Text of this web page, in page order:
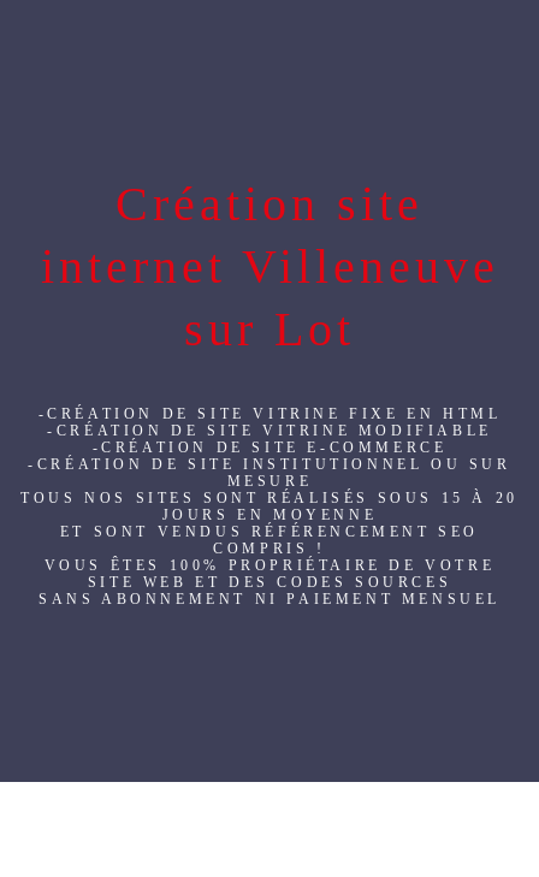
Création site
internet Villeneuve
sur Lot
-CRÉATION DE SITE VITRINE FIXE EN HTML
-CRÉATION DE SITE VITRINE MODIFIABLE
-CRÉATION DE SITE E-COMMERCE
-CRÉATION DE SITE INSTITUTIONNEL OU SUR
MESURE
TOUS NOS SITES SONT RÉALISÉS SOUS 15 À 20
JOURS EN MOYENNE
ET SONT VENDUS RÉFÉRENCEMENT SEO
COMPRIS !
VOUS ÊTES 100% PROPRIÉTAIRE DE VOTRE
SITE WEB ET DES CODES SOURCES
SANS ABONNEMENT NI PAIEMENT MENSUEL